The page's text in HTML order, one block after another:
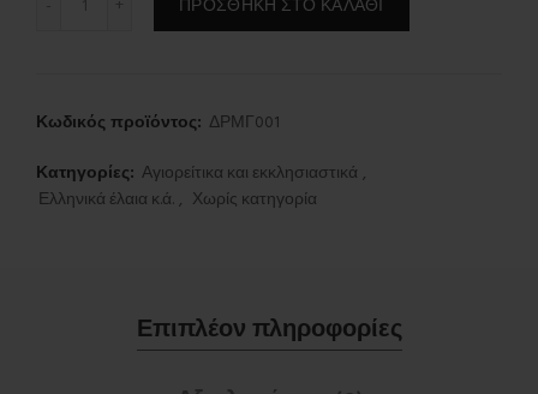
ΠΡΟΣΘΉΚΗ ΣΤΟ ΚΑΛΆΘΙ
Κωδικός προϊόντος: ΔΡΜΓ001
Κατηγορίες: Αγιορείτικα και εκκλησιαστικά ,
Ελληνικά έλαια κ.ά., Χωρίς κατηγορία
Επιπλέον πληροφορίες